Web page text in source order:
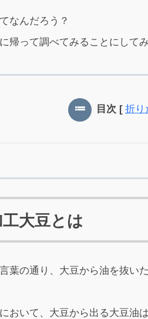
なんだろう？
帰って調べてみることにしてみ
目次 [ 折り
大豆とは
葉の通り、大豆から油を抜い
おいて、大豆から出る大豆油